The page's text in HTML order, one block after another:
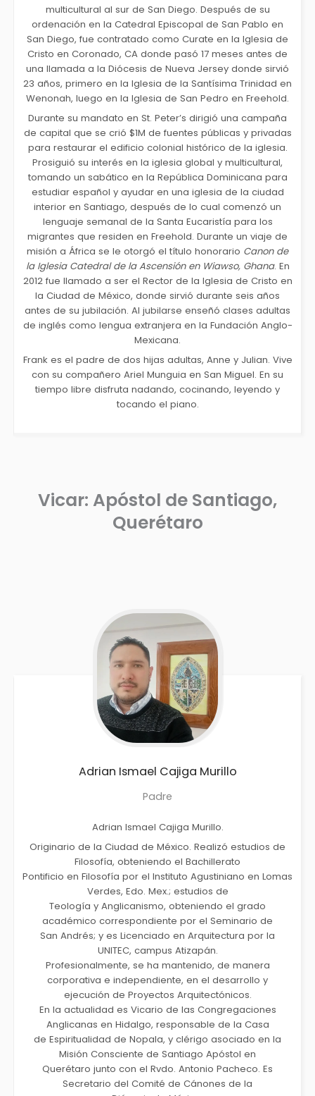
multicultural al sur de San Diego. Después de su
ordenación en la Catedral Episcopal de San Pablo en
San Diego, fue contratado como Curate en la Iglesia de
Cristo en Coronado, CA donde pasó 17 meses antes de
una llamada a la Diócesis de Nueva Jersey donde sirvió
23 años, primero en la Iglesia de la Santísima Trinidad en
Wenonah, luego en la Iglesia de San Pedro en Freehold.
Durante su mandato en St. Peter’s dirigió una campaña
de capital que se crió $1M de fuentes públicas y privadas
para restaurar el edificio colonial histórico de la iglesia.
Prosiguió su interés en la iglesia global y multicultural,
tomando un sabático en la República Dominicana para
estudiar español y ayudar en una iglesia de la ciudad
interior en Santiago, después de lo cual comenzó un
lenguaje semanal de la Santa Eucaristía para los
migrantes que residen en Freehold. Durante un viaje de
misión a África se le otorgó el título honorario Canon de
la Iglesia Catedral de la Ascensión en Wiawso, Ghana. En
2012 fue llamado a ser el Rector de la Iglesia de Cristo en
la Ciudad de México, donde sirvió durante seis años
antes de su jubilación. Al jubilarse enseñó clases adultas
de inglés como lengua extranjera en la Fundación Anglo-
Mexicana.
Frank es el padre de dos hijas adultas, Anne y Julian. Vive
con su compañero Ariel Munguia en San Miguel. En su
tiempo libre disfruta nadando, cocinando, leyendo y
tocando el piano.
Vicar: Apóstol de Santiago,
Querétaro
Adrian Ismael Cajiga Murillo
Padre
Adrian Ismael Cajiga Murillo.
Originario de la Ciudad de México. Realizó estudios de
Filosofía, obteniendo el Bachillerato
Pontificio en Filosofía por el Instituto Agustiniano en Lomas
Verdes, Edo. Mex.; estudios de
Teología y Anglicanismo, obteniendo el grado
académico correspondiente por el Seminario de
San Andrés; y es Licenciado en Arquitectura por la
UNITEC, campus Atizapán.
Profesionalmente, se ha mantenido, de manera
corporativa e independiente, en el desarrollo y
ejecución de Proyectos Arquitectónicos.
En la actualidad es Vicario de las Congregaciones
Anglicanas en Hidalgo, responsable de la Casa
de Espiritualidad de Nopala, y clérigo asociado en la
Misión Consciente de Santiago Apóstol en
Querétaro junto con el Rvdo. Antonio Pacheco. Es
Secretario del Comité de Cánones de la